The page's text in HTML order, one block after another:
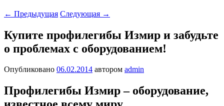
← Предыдущая Следующая →
Купите профилегибы Измир и забудьте
о проблемах с оборудованием!
Опубликовано 06.02.2014 автором admin
Профилегибы Измир – оборудование,